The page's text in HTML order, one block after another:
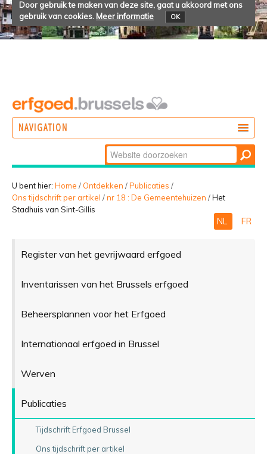
Door gebruik te maken van deze site, gaat u akkoord met ons
gebruik van cookies. Meer informatie OK
NAVIGATION
BELEVEN
Zoek
Geavanceerd
zoeken...
U bent hier: Home / Ontdekken /Publicaties /
Ons tijdschrift per artikel /nr 18 : De Gemeentehuizen /Het
Stadhuis van Sint-Gillis
NL FR
Register van het gevrijwaard erfgoed
Inventarissen van het Brussels erfgoed
Beheersplannen voor het Erfgoed
Internationaal erfgoed in Brussel
Werven
Publicaties
Tijdschrift Erfgoed Brussel
Ons tijdschrift per artikel